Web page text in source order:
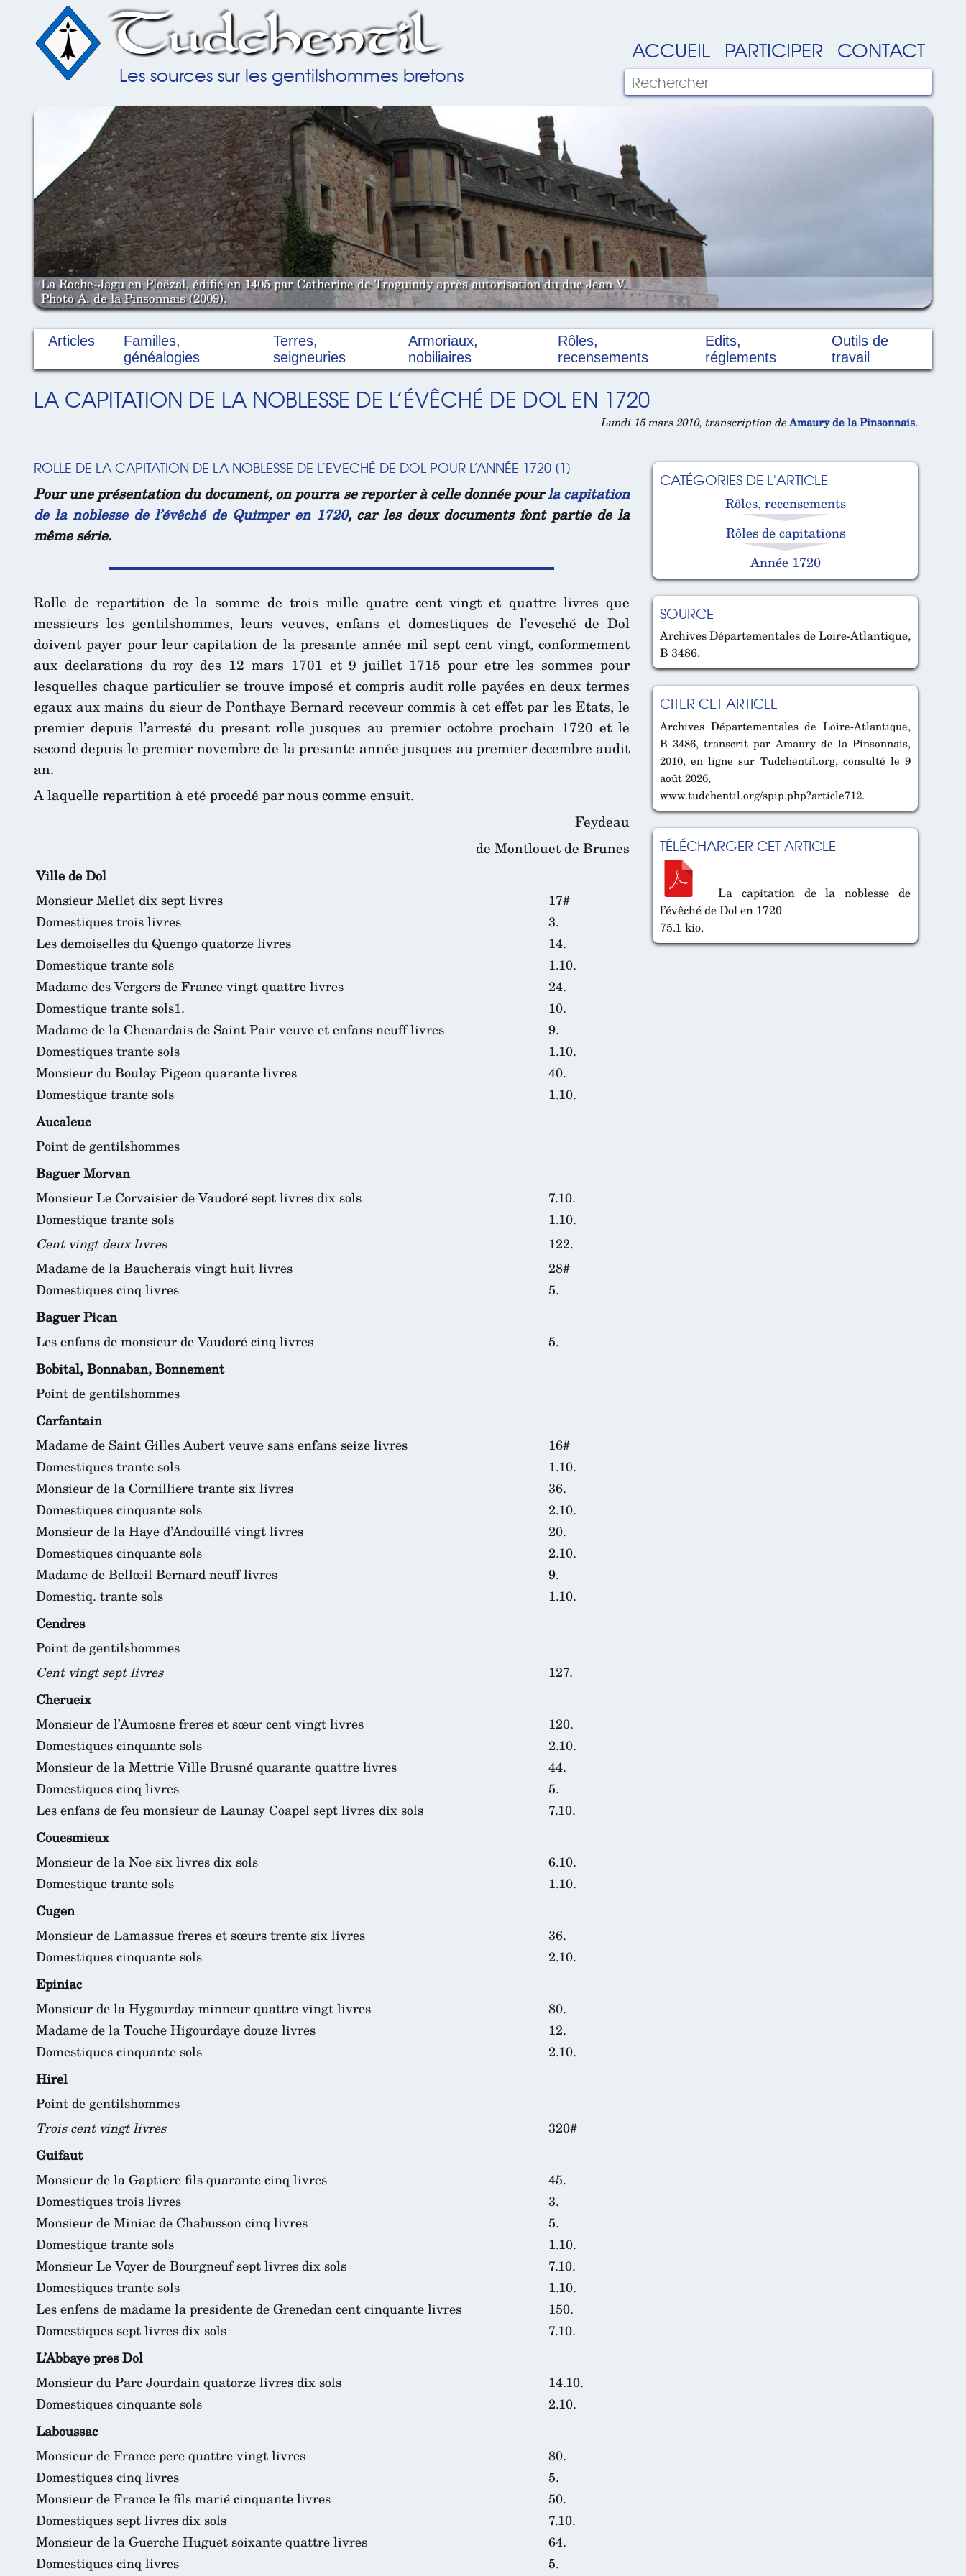
Tudchentil
Les sources sur les gentilshommes bretons
ACCUEIL PARTICIPER CONTACT
La Roche-Jagu en Ploëzal, édifié en 1405 par Catherine de Troguindy après autorisation du duc Jean V.
Photo A. de la Pinsonnais (2009).
Articles
Familles,
généalogies
Terres,
seigneuries
Armoriaux,
nobiliaires
Rôles,
recensements
Edits,
réglements
Outils de
travail
LA CAPITATION DE LA NOBLESSE DE L’ÉVÊCHÉ DE DOL EN 1720
Lundi 15 mars 2010, transcription deAmaury de la Pinsonnais.
CATÉGORIES DE L'ARTICLE
Rôles, recensements
Rôles de capitations
Année 1720
SOURCE
Archives Départementales de Loire-Atlantique,
B 3486.
CITER CET ARTICLE
Archives Départementales de Loire-Atlantique,
B 3486, transcrit par Amaury de la Pinsonnais,
2010, en ligne sur Tudchentil.org, consulté le 9
août 2026,
www.tudchentil.org/spip.php?article712.
TÉLÉCHARGER CET ARTICLE
La capitation de la noblesse de
l’évêché de Dol en 1720
75.1 kio.
ROLLE DE LA CAPITATION DE LA NOBLESSE DE L’EVECHÉ DE DOL POUR L’ANNÉE 1720 [1]
Pour une présentation du document, on pourra se reporter à celle donnée pourla capitation
de la noblesse de l’évêché de Quimper en 1720, car les deux documents font partie de la
même série.
Rolle de repartition de la somme de trois mille quatre cent vingt et quattre livres que
messieurs les gentilshommes, leurs veuves, enfans et domestiques de l’evesché de Dol
doivent payer pour leur capitation de la presante année mil sept cent vingt, conformement
aux declarations du roy des 12 mars 1701 et 9 juillet 1715 pour etre les sommes pour
lesquelles chaque particulier se trouve imposé et compris audit rolle payées en deux termes
egaux aux mains du sieur de Ponthaye Bernard receveur commis à cet effet par les Etats, le
premier depuis l’arresté du presant rolle jusques au premier octobre prochain 1720 et le
second depuis le premier novembre de la presante année jusques au premier decembre audit
an.
A laquelle repartition à eté procedé par nous comme ensuit.
Feydeau
de Montlouet de Brunes
Ville de Dol
Monsieur Mellet dix sept livres
17#
Domestiques trois livres
3.
Les demoiselles du Quengo quatorze livres
14.
Domestique trante sols
1.10.
Madame des Vergers de France vingt quattre livres
24.
Domestique trante sols1.
10.
Madame de la Chenardais de Saint Pair veuve et enfans neuff livres
9.
Domestiques trante sols
1.10.
Monsieur du Boulay Pigeon quarante livres
40.
Domestique trante sols
1.10.
Aucaleuc
Point de gentilshommes
Baguer Morvan
Monsieur Le Corvaisier de Vaudoré sept livres dix sols
7.10.
Domestique trante sols
1.10.
Cent vingt deux livres
122.
Madame de la Baucherais vingt huit livres
28#
Domestiques cinq livres
5.
Baguer Pican
Les enfans de monsieur de Vaudoré cinq livres
5.
Bobital, Bonnaban, Bonnement
Point de gentilshommes
Carfantain
Madame de Saint Gilles Aubert veuve sans enfans seize livres
16#
Domestiques trante sols
1.10.
Monsieur de la Cornilliere trante six livres
36.
Domestiques cinquante sols
2.10.
Monsieur de la Haye d’Andouillé vingt livres
20.
Domestiques cinquante sols
2.10.
Madame de Bellœil Bernard neuff livres
9.
Domestiq. trante sols
1.10.
Cendres
Point de gentilshommes
Cent vingt sept livres
127.
Cherueix
Monsieur de l’Aumosne freres et sœur cent vingt livres
120.
Domestiques cinquante sols
2.10.
Monsieur de la Mettrie Ville Brusné quarante quattre livres
44.
Domestiques cinq livres
5.
Les enfans de feu monsieur de Launay Coapel sept livres dix sols
7.10.
Couesmieux
Monsieur de la Noe six livres dix sols
6.10.
Domestique trante sols
1.10.
Cugen
Monsieur de Lamassue freres et sœurs trente six livres
36.
Domestiques cinquante sols
2.10.
Epiniac
Monsieur de la Hygourday minneur quattre vingt livres
80.
Madame de la Touche Higourdaye douze livres
12.
Domestiques cinquante sols
2.10.
Hirel
Point de gentilshommes
Trois cent vingt livres
320#
Guifaut
Monsieur de la Gaptiere fils quarante cinq livres
45.
Domestiques trois livres
3.
Monsieur de Miniac de Chabusson cinq livres
5.
Domestique trante sols
1.10.
Monsieur Le Voyer de Bourgneuf sept livres dix sols
7.10.
Domestiques trante sols
1.10.
Les enfens de madame la presidente de Grenedan cent cinquante livres
150.
Domestiques sept livres dix sols
7.10.
L’Abbaye pres Dol
Monsieur du Parc Jourdain quatorze livres dix sols
14.10.
Domestiques cinquante sols
2.10.
Laboussac
Monsieur de France pere quattre vingt livres
80.
Domestiques cinq livres
5.
Monsieur de France le fils marié cinquante livres
50.
Domestiques sept livres dix sols
7.10.
Monsieur de la Guerche Huguet soixante quattre livres
64.
Domestiques cinq livres
5.